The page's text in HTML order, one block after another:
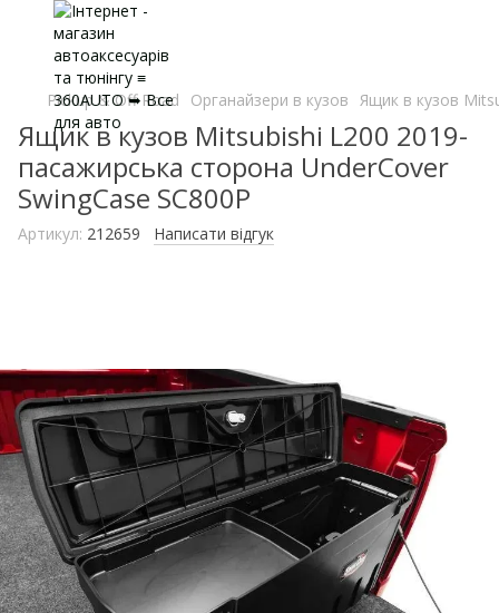
Pickup & Off Road Органайзери в кузов Ящик в кузов
Ящик в кузов Mitsubishi L200 2019-
пасажирська сторона UnderCover
SwingCase SC800P
Артикул: 212659 Написати відгук